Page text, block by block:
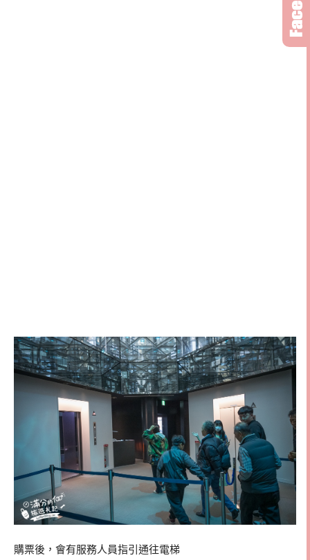
購票後，會有服務人員指引通往電梯